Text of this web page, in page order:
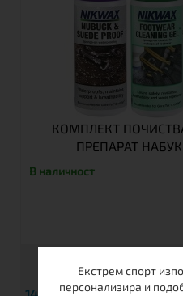
КОМПЛЕКТ
ПРЕПАРАТ НАБУК
В наличност
€
Екстрем спорт
персонализира и